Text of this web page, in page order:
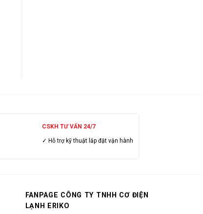
CSKH TƯ VẤN 24/7
✓ Hỗ trợ kỹ thuật lắp đặt vận hành
FANPAGE CÔNG TY TNHH CƠ ĐIỆN
LẠNH ERIKO